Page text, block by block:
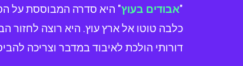
"אבודים בעוץ" היא סדרה המבוססת על
כלבה טוטו אל ארץ עוץ. היא רוצה לחזור
דורותי הולכת לאיבוד במדבר וצריכה